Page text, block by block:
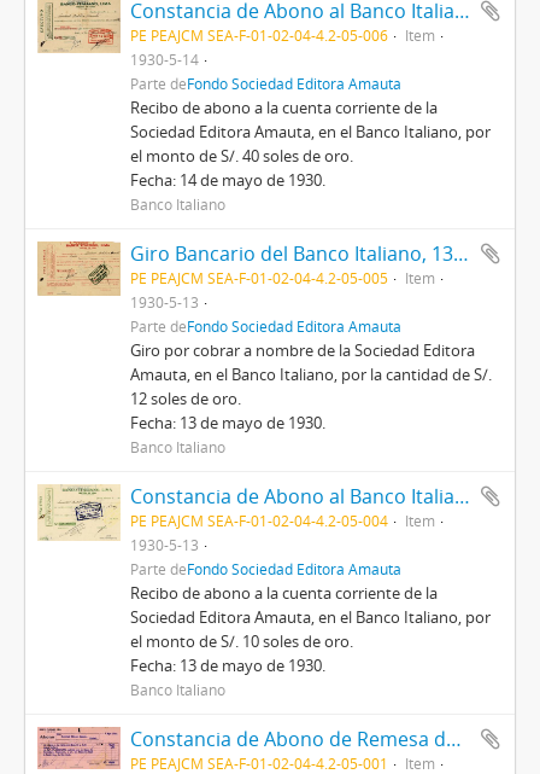
Constancia de Abono al Banco Italiano de Lima, 14/5/1930
PE PEAJCM SEA-F-01-02-04-4.2-05-006
Item
1930-5-14
Parte deFondo Sociedad Editora Amauta
Recibo de abono a la cuenta corriente de la
Sociedad Editora Amauta, en el Banco Italiano, por
el monto de S/. 40 soles de oro.
Fecha: 14 de mayo de 1930.
Banco Italiano
Giro Bancario del Banco Italiano, 13/5/1930
PE PEAJCM SEA-F-01-02-04-4.2-05-005
Item
1930-5-13
Parte deFondo Sociedad Editora Amauta
Giro por cobrar a nombre de la Sociedad Editora
Amauta, en el Banco Italiano, por la cantidad de S/.
12 soles de oro.
Fecha: 13 de mayo de 1930.
Banco Italiano
Constancia de Abono al Banco Italiano de Lima, 13/5/1930
PE PEAJCM SEA-F-01-02-04-4.2-05-004
Item
1930-5-13
Parte deFondo Sociedad Editora Amauta
Recibo de abono a la cuenta corriente de la
Sociedad Editora Amauta, en el Banco Italiano, por
el monto de S/. 10 soles de oro.
Fecha: 13 de mayo de 1930.
Banco Italiano
Constancia de Abono de Remesa del Banco Italiano, 2/5/1930
PE PEAJCM SEA-F-01-02-04-4.2-05-001
Item